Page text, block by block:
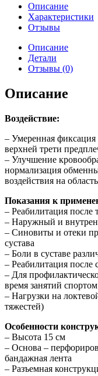
Описание
Характеристики
Отзывы
Описание
Детали
Отзывы (0)
Описание
Воздействие:
– Умеренная фиксация
верхней трети
– Улучшение
нормализация
воздействия на
Показания к
– Реабилитация после
– Наружный и
– Синовиты и отеки
сустава
– Боли в суставе
– Реабилитация после
– Для
время занятий спортом
– Нагрузки на
тяжестей)
Особенности
– Высота 15 см
– Основа –
бандажная лента
– Разъемная